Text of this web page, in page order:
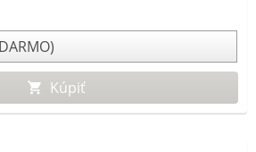
Kúpiť